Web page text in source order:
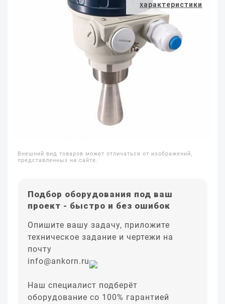
характеристики
Внешний вид товаров может отличаться от изображений,
представленных на сайте.
Подбор оборудования под ваш
проект - быстро и без ошибок
Опишите вашу задачу, приложите
техническое задание и чертежи на
почту
info@ankorn.ru
Наш специалист подберёт
оборудование со 100% гарантией